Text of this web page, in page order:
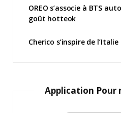
OREO s’associe à BTS
goût hotteok
Cherico s’inspire de
Application Pour